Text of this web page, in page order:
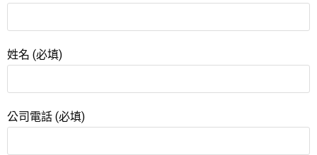
姓名 (必填)
公司電話 (必填)